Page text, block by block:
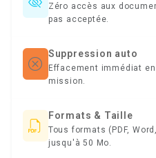
Zéro accès aux
pas acceptée.
Suppression auto
Effacement immédiat
mission.
Formats & Taille
Tous formats (PDF,
jusqu'à 50 Mo.